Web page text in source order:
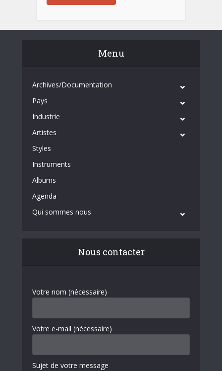
Menu
Archives/Documentation
Pays
Industrie
Artistes
Styles
Instruments
Albums
Agenda
Qui sommes nous
Nous contacter
Votre nom (nécessaire)
Votre e-mail (nécessaire)
Sujet de votre message